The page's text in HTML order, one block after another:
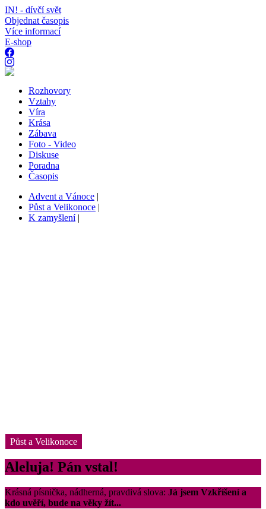
IN! - dívčí svět
Objednat časopis
Více informací
E-shop
Rozhovory
Vztahy
Víra
Krása
Zábava
Foto - Video
Diskuse
Poradna
Časopis
Advent a Vánoce |
Půst a Velikonoce |
K zamyšlení|
Půst a Velikonoce
Aleluja! Pán vstal!
Krásná písnička, nádherná, pravdivá slova: Já jsem Vzkříšení a
kdo uvěří, bude na věky žít...